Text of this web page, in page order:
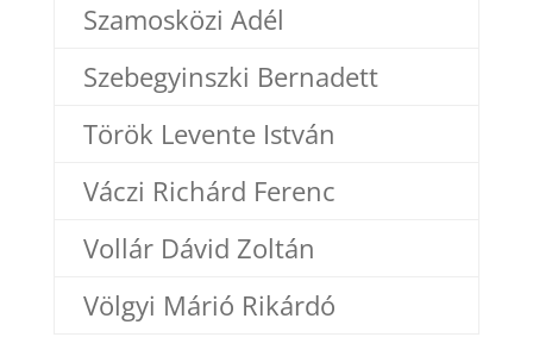
Szamosközi Adél
Szebegyinszki Bernadett
Török Levente István
Váczi Richárd Ferenc
Vollár Dávid Zoltán
Völgyi Márió Rikárdó